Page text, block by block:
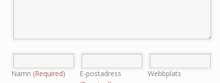
Namn (Required)
E-postadress
Webbplats